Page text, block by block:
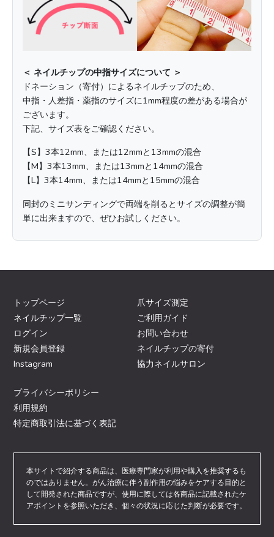
＜ ネイルチップの中指サイズについて ＞
ドネーション（寄付）によるネイルチップのため、
中指・人差指・薬指のサイズに1mm程度の差がある場合が
ございます。
下記、サイズ表をご確認ください。
【S】3本12mm、または12mmと13mmの混合
【M】3本13mm、または13mmと14mmの混合
【L】3本14mm、または14mmと15mmの混合
同封のミニサンディングで両端を削るとサイズの調整が簡
単に出来ますので、ぜひお試しください。
トップページ
ネイルチップ一覧
ログイン
新規会員登録
Instagram
プライバシーポリシー
利用規約
特定商取引法に基づく表記
爪サイズ測定
ご利用ガイド
お問い合わせ
ネイルチップの寄付
協力ネイルサロン
本サイトで紹介する商品は、医療専門家が利用や購入を推奨するも
のではありません。がん治療に伴う副作用の悩みをケアする目的と
して開発された商品ですが、使用に際しては各商品に記載されたケ
アポイントを参照いただき、個々の状況に応じた判断が必要です。